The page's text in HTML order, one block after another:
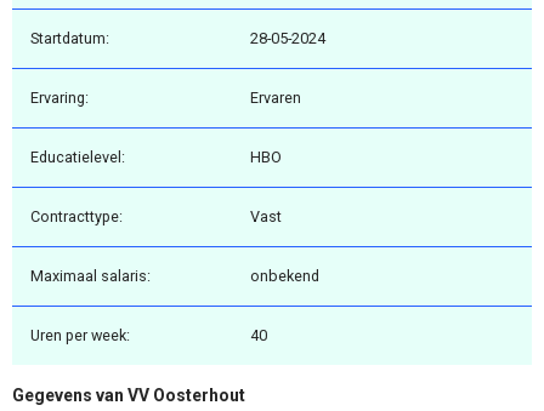
Startdatum: 28-05-2024
Ervaring: Ervaren
Educatielevel: HBO
Contracttype: Vast
Maximaal salaris: onbekend
Uren per week: 40
Gegevens van VV Oosterhout